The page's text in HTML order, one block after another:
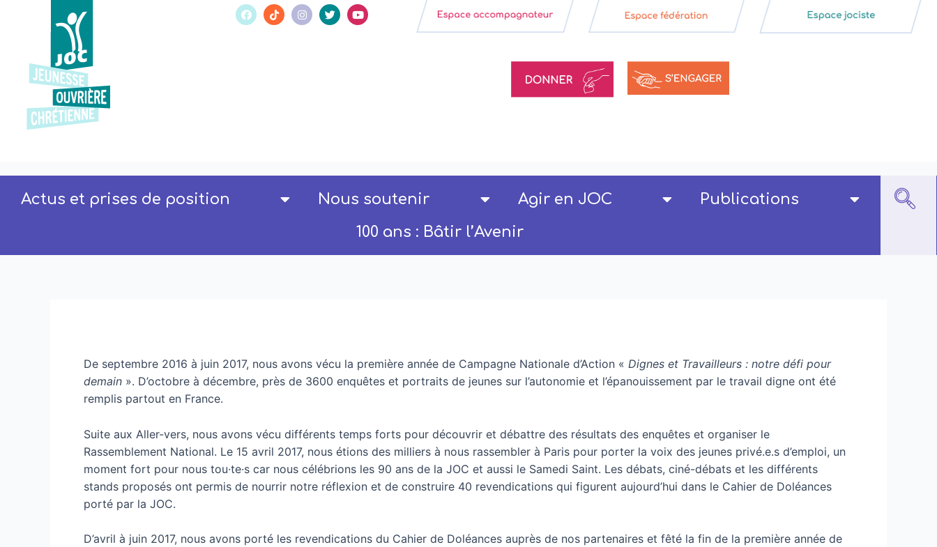
Actus et prises de position Nous soutenir Agir en JOC
Publications
100 ans : Bâtir l’Avenir
De septembre 2016 à juin 2017, nous avons vécu la première année de Campagne Nationale d’Action « Dignes et Travailleurs : notre défi pour
demain ». D’octobre à décembre, près de 3600 enquêtes et portraits de jeunes sur l’autonomie et l’épanouissement par le travail digne ont été
remplis partout en France.
Suite aux Aller-vers, nous avons vécu différents temps forts pour découvrir et débattre des résultats des enquêtes et organiser le
Rassemblement National. Le 15 avril 2017, nous étions des milliers à nous rassembler à Paris pour porter la voix des jeunes privé.e.s d’emploi, un
moment fort pour nous tou·te·s car nous célébrions les 90 ans de la JOC et aussi le Samedi Saint. Les débats, ciné-débats et les différents
stands proposés ont permis de nourrir notre réflexion et de construire 40 revendications qui figurent aujourd’hui dans le Cahier de Doléances
porté par la JOC.
D’avril à juin 2017, nous avons porté les revendications du Cahier de Doléances auprès de nos partenaires et fêté la fin de la première année de